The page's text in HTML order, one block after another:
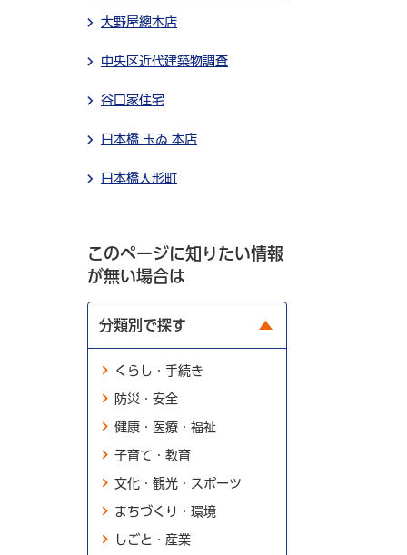
大野屋總本店
中央区近代建築物調査
谷口家住宅
日本橋 玉ゐ 本店
日本橋人形町
このページに知りたい情報
が無い場合は
分類別で探す
くらし・手続き
防災・安全
健康・医療・福祉
子育て・教育
文化・観光・スポーツ
まちづくり・環境
しごと・産業